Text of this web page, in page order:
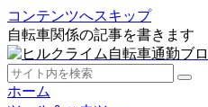
コンテンツへスキップ
自転車関係の記事を書きます
ホーム